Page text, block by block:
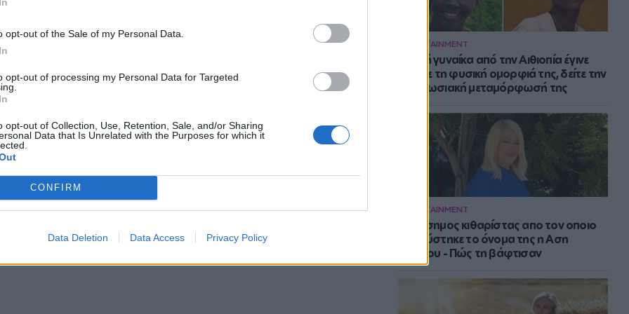
opt-out of the Sale of my Personal Data.
opt-out of processing my Personal Data for Targeted
opt-out of Collection, Use, Retention, Sale, and/or Sharing
Data that Is Unrelated with the Purposes for which it
CONFIRM
Data Deletion Data Access Privacy Policy
ENTERTAINMENT
Νεαρή γυναίκα από την Αιθιοπία έγινε
viral με τη φυσική ομορφιά της, δείτε την
εντυπωσιακή μεταμόρφωσή της
ENTERTAINMENT
Ο διάσημος κιθαρίστας απο τον οποιο
εμπνεύστηκε το όνομα της η Αση
Μπήλιου - Πώς τη βάφτισαν
σκέφτηκα πως δεν θέλω να χάσω
ζωή μου. Είναι ο μοναδικός. Του είπα
διαφορετικό. Όταν ξέρεις, ξέρεις και
δήλωσε χαρακτηριστικά.
γάμου, η Μαρία Σάκκαρη παραδέχθηκε με
«μικρό» ελληνικό γάμο
οι ελληνικοί γάμοι.
600 καλεσμένους. Θα είναι υπέροχα και
ανέφερε.